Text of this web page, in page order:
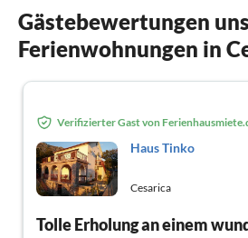
Gästebewertungen
Ferienwohnungen in
Verifizierter Gast von
Haus Tinko
Cesarica